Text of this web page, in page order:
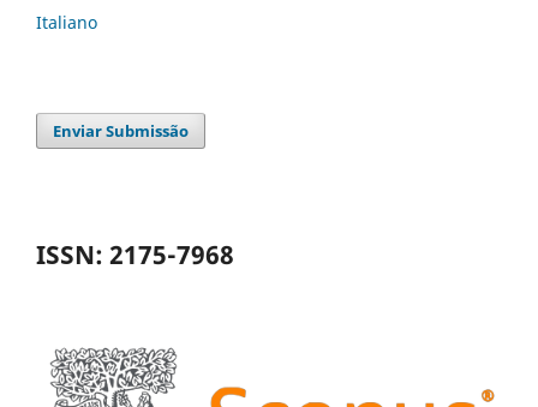
Italiano
Enviar Submissão
ISSN: 2175-7968